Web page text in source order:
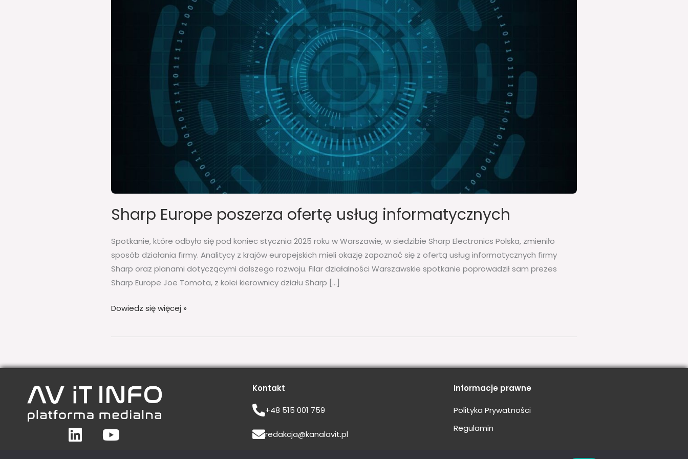
Sharp Europe poszerza ofertę usług informatycznych
Spotkanie, które odbyło się pod koniec stycznia 2025 roku w Warszawie, w siedzibie Sharp Electronics Polska, zmieniło
sposób działania firmy. Analitycy z krajów europejskich mieli okazję zapoznać się z ofertą usług informatycznych firmy
Sharp oraz planami dotyczącymi dalszego rozwoju. Filar działalności Warszawskie spotkanie poprowadził sam prezes
Sharp Europe Joe Tomota, z kolei kierownicy działu Sharp […]
informatycznych
Dowiedz się więcej »
LinkedinYoutube
Kontakt
+48 515 001 759
redakcja@kanalavit.pl
Informacje prawne
Polityka Prywatności
Regulamin